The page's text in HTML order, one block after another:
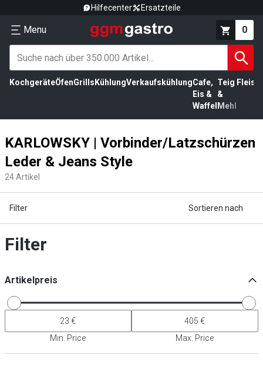
Hilfecenter Ersatzteile
Menu 0
KochgeräteÖfenGrills KühlungVerkaufskühlungCafe,
Eis &
Waffel
Teig
&
Mehl
KARLOWSKY | Vorbinder/Latzschürzen
Leder & Jeans Style
24Artikel
Filter Sortieren nach
Filter
Artikelpreis
Min. Price Max. Price